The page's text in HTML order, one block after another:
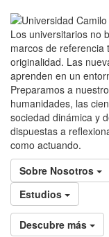
Los universitarios no
marcos de referencia
originalidad. Las
aprenden en un
Preparamos a
humanidades, las
sociedad dinámica y
dispuestas a
como actuando.
Sobre Nosotros
Estudios
Descubre más